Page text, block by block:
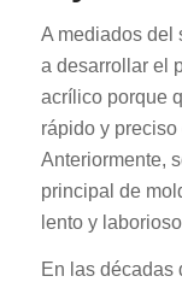
A mediados del
a desarrollar el
acrílico porque
rápido y
Anteriormente,
principal de
lento y
En las décadas